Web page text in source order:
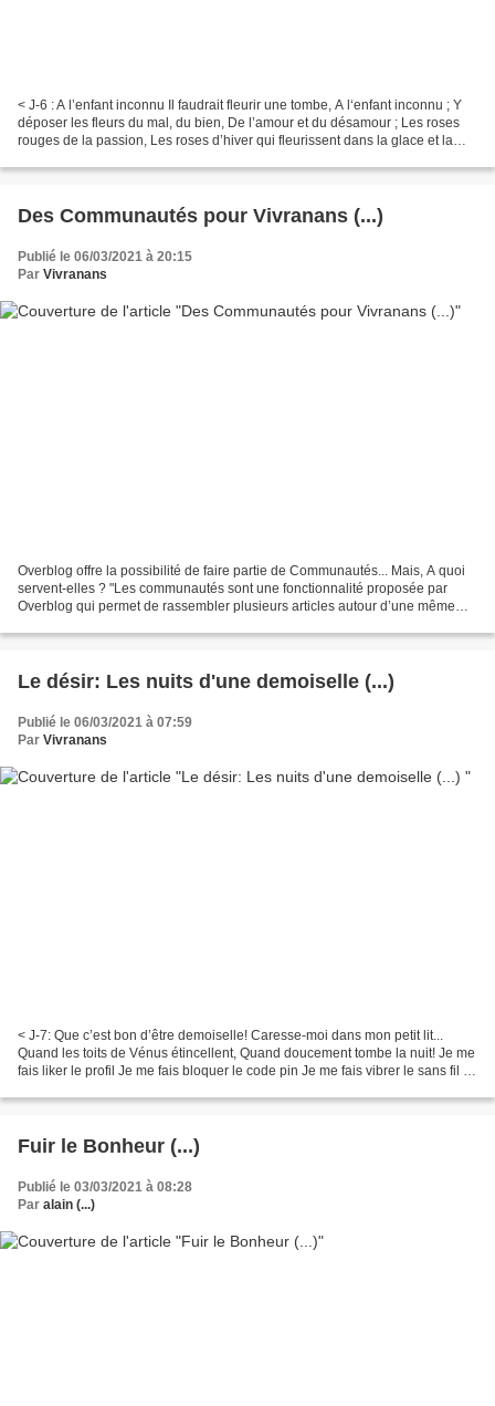
< J-6 : A l’enfant inconnu Il faudrait fleurir une tombe, A l‘enfant inconnu ; Y
déposer les fleurs du mal, du bien, De l’amour et du désamour ; Les roses
rouges de la passion, Les roses d’hiver qui fleurissent dans la glace et la
Des Communautés pour Vivranans (...)
Publié le 06/03/2021 à 20:15
Par Vivranans
Overblog offre la possibilité de faire partie de Communautés... Mais, A quoi
servent-elles ? "Les communautés sont une fonctionnalité proposée par
Overblog qui permet de rassembler plusieurs articles autour d’une même
Le désir: Les nuits d'une demoiselle (...)
Publié le 06/03/2021 à 07:59
Par Vivranans
< J-7: Que c’est bon d’être demoiselle! Caresse-moi dans mon petit lit...
Quand les toits de Vénus étincellent, Quand doucement tombe la nuit! Je me
fais liker le profil Je me fais bloquer le code pin Je me fais vibrer le sans fil Je
Fuir le Bonheur (...)
Publié le 03/03/2021 à 08:28
Par alain (...)